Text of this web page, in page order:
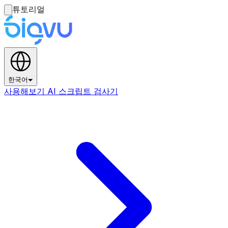
튜토리얼
한국어
사용해보기 AI 스크립트 검사기